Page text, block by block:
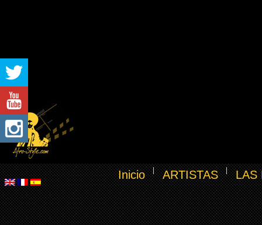
Inicio ARTISTAS LAS